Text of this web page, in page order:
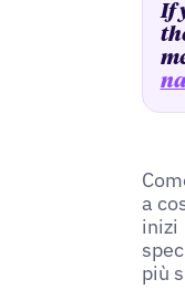
If
a
inizi
più